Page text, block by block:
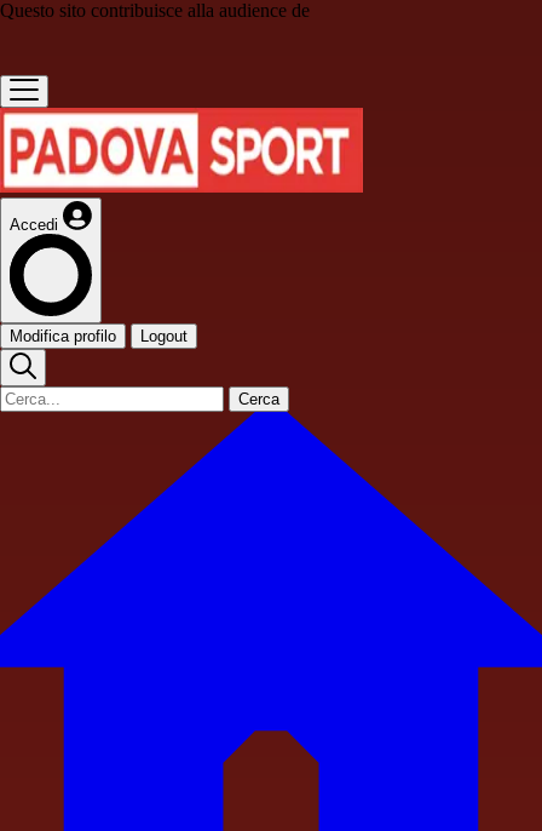
Questo sito contribuisce alla audience de
Accedi
Modifica profilo Logout
Cerca